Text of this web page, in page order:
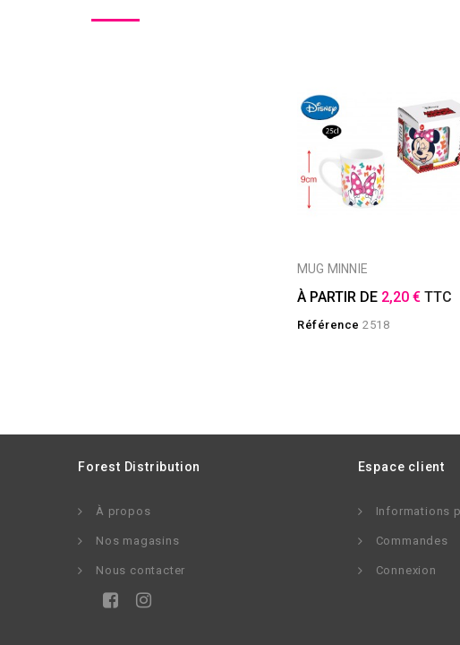
MUG MINNIE
À PARTIR DE 2,20 € TTC
Référence 2518
Forest Distribution
À propos
Nos magasins
Nous contacter
Espace client
Informations
Commandes
Connexion